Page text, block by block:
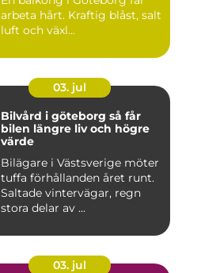
arbeta hårt. Kraftig blåst, salt
luft och växl...
03. jul
Bilvård i göteborg så får
bilen längre liv och högre
värde
Bilägare i Västsverige möter
tuffa förhållanden året runt.
Saltade vintervägar, regn
stora delar av ...
03. jul